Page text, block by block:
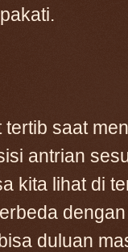
saat
antrian
kita lihat di
duluan